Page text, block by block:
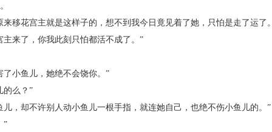
花宫主就是这样子的，想不到我今日竟见着了她，只怕是走了运了
来了，你我此刻只怕都活不成了。”
小鱼儿，她绝不会饶你。”
么？”
却不许别人动小鱼儿一根手指，就连她自己，也绝不伤小鱼儿的。”
”